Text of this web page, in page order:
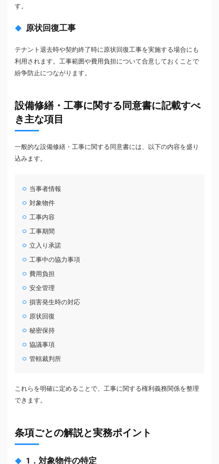
す。
原状回復工事
テナント退去時や契約終了時に原状回復工事を実施する場合にも
利用されます。工事範囲や費用負担について合意しておくことで
紛争防止につながります。
設備修繕・工事に関する同意書に記載すべ
き主な項目
一般的な設備修繕・工事に関する同意書には、以下の内容を盛り
込みます。
当事者情報
対象物件
工事内容
工事期間
立入り承諾
工事中の協力事項
費用負担
安全管理
損害発生時の対応
原状回復
秘密保持
協議事項
管轄裁判所
これらを明確に定めることで、工事に関する権利義務関係を整理
できます。
条項ごとの解説と実務ポイント
1．対象物件の特定